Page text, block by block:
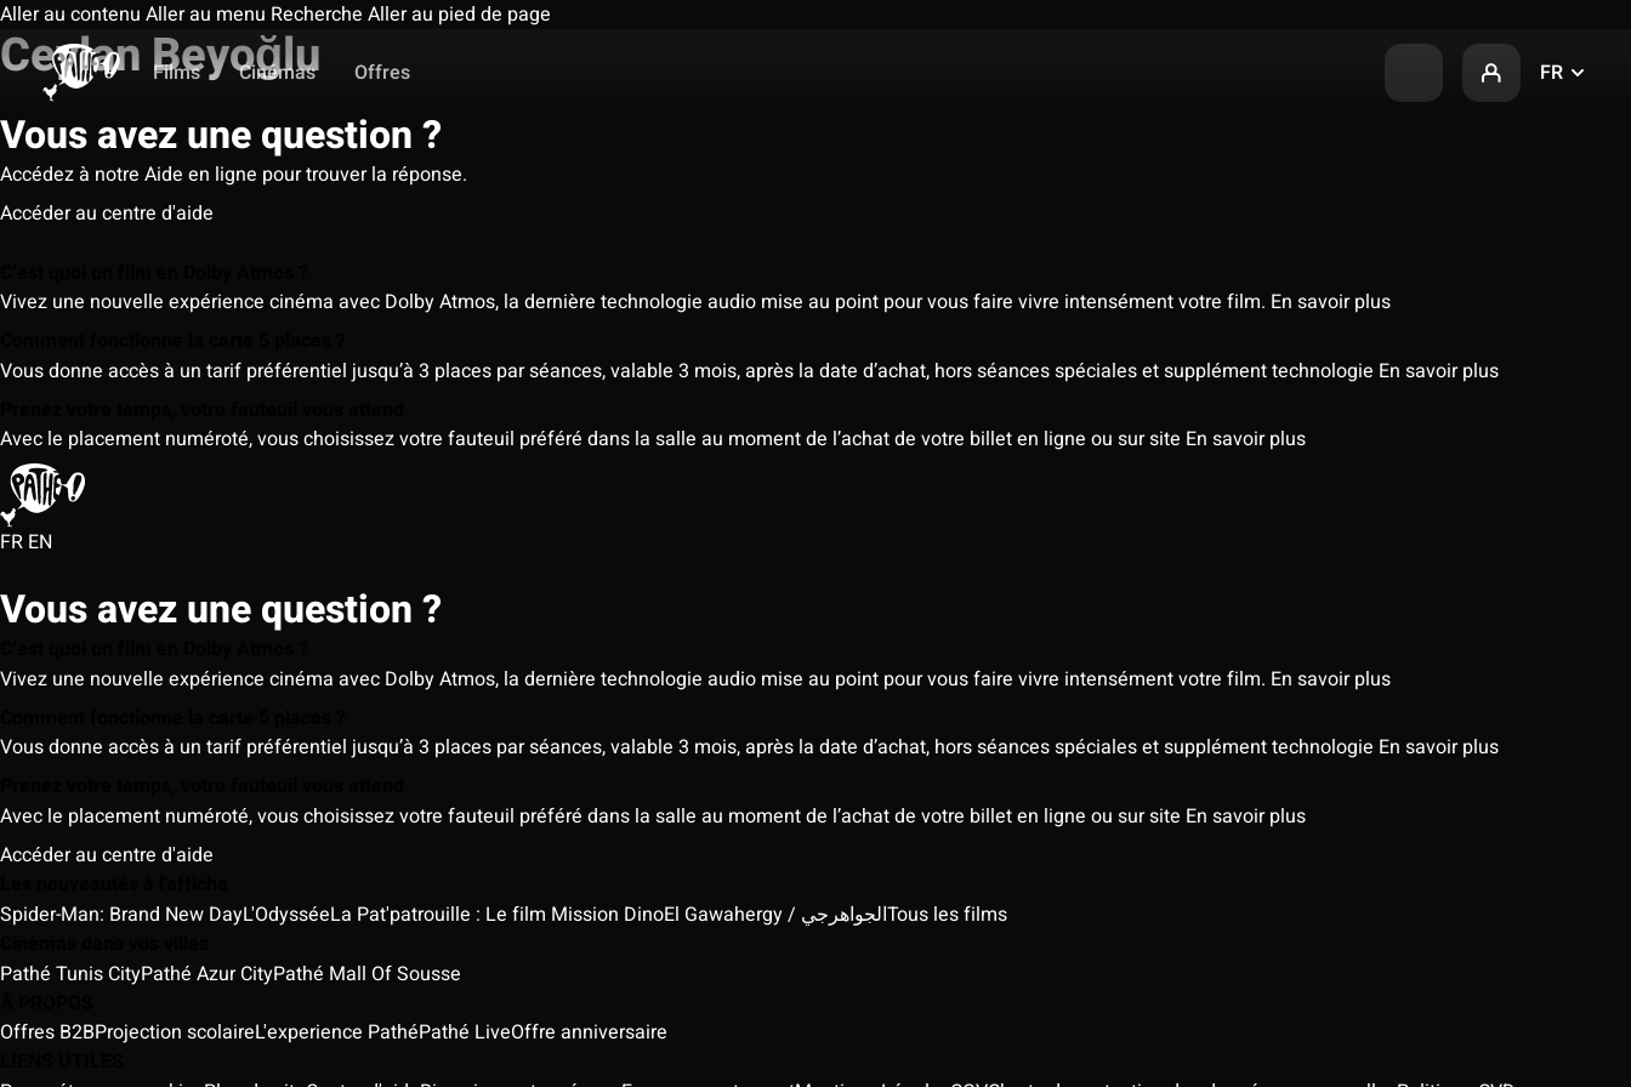
Aller au contenu Aller au menu Recherche Aller au pied de page
Films
Cinémas Offres FR
Ceylan Beyoğlu
Vous avez une question ?
Accédez à notre Aide en ligne pour trouver la réponse.
Accéder au centre d'aide
Vivez une nouvelle expérience cinéma avec Dolby Atmos, la dernière technologie audio mise au point pour vous faire vivre intensément votre film. En savoir plus
Vous donne accès à un tarif préférentiel jusqu’à 3 places par séances, valable 3 mois, après la date d’achat, hors séances spéciales et supplément technologie En savoir plus
Avec le placement numéroté, vous choisissez votre fauteuil préféré dans la salle au moment de l’achat de votre billet en ligne ou sur site En savoir plus
FR EN
Vous avez une question ?
Vivez une nouvelle expérience cinéma avec Dolby Atmos, la dernière technologie audio mise au point pour vous faire vivre intensément votre film. En savoir plus
Vous donne accès à un tarif préférentiel jusqu’à 3 places par séances, valable 3 mois, après la date d’achat, hors séances spéciales et supplément technologie En savoir plus
Avec le placement numéroté, vous choisissez votre fauteuil préféré dans la salle au moment de l’achat de votre billet en ligne ou sur site En savoir plus
Accéder au centre d'aide
Spider-Man: Brand New DayL'OdysséeLa Pat'patrouille : Le film Mission Dino El Gawahergy / الجواهرجيTous les films
Pathé Tunis CityPathé Azur CityPathé Mall Of Sousse
Offres B2BProjection scolaireL'experience PathéPathé LiveOffre anniversaire